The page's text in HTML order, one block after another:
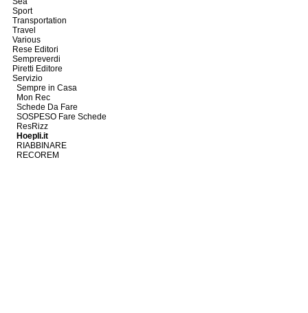
Sport
Transportation
Travel
Various
Rese Editori
Sempreverdi
Piretti Editore
Servizio
Sempre in Casa
Mon Rec
Schede Da Fare
SOSPESO Fare Schede
ResRizz
Hoepli.it
RIABBINARE
RECOREM